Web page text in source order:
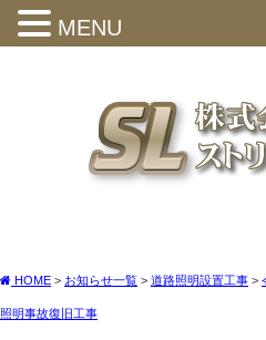
HOME > お知らせ一覧 > 道路照明設置工事 >
照明事故復旧工事
MENU